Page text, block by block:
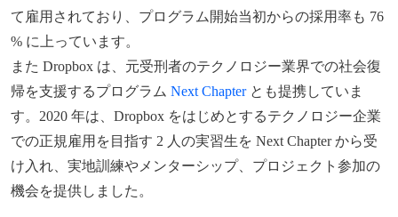
て雇用されており、プログラム開始当初からの採用率も 76
% に上っています。
また Dropbox は、元受刑者のテクノロジー業界での社会復
帰を支援するプログラム Next Chapterとも提携していま
す。2020 年は、Dropbox をはじめとするテクノロジー企業
での正規雇用を目指す 2 人の実習生を Next Chapter から受
け入れ、実地訓練やメンターシップ、プロジェクト参加の
機会を提供しました。